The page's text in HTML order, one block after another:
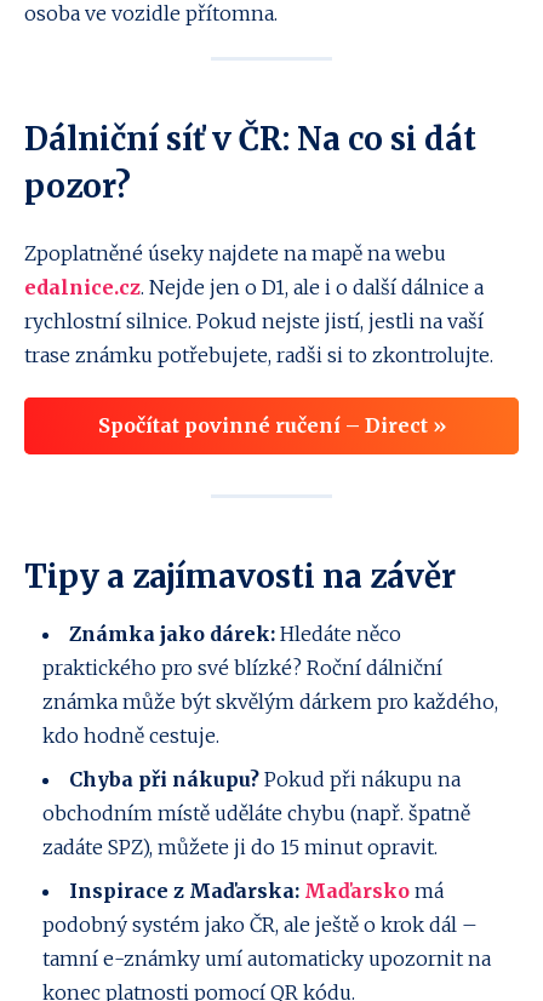
osoba ve vozidle přítomna.
Dálniční síť v ČR: Na co si dát
pozor?
Zpoplatněné úseky najdete na mapě na webu
edalnice.cz. Nejde jen o D1, ale i o další dálnice a
rychlostní silnice. Pokud nejste jistí, jestli na vaší
trase známku potřebujete, radši si to zkontrolujte.
Spočítat povinné ručení – Direct »
Tipy a zajímavosti na závěr
Známka jako dárek: Hledáte něco
praktického pro své blízké? Roční dálniční
známka může být skvělým dárkem pro každého,
kdo hodně cestuje.
Chyba při nákupu? Pokud při nákupu na
obchodním místě uděláte chybu (např. špatně
zadáte SPZ), můžete ji do 15 minut opravit.
Inspirace z Maďarska: Maďarsko má
podobný systém jako ČR, ale ještě o krok dál –
tamní e-známky umí automaticky upozornit na
konec platnosti pomocí QR kódu.